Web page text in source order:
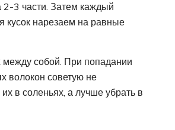
3 части. Затем каждый
кусок нарезаем на равные
между собой. При попадании
волокон советую не
их в соленьях, а лучше убрать в